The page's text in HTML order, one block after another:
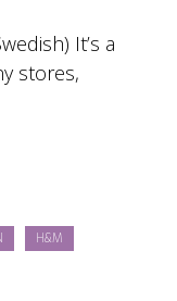
It’s a
stores,
H&M